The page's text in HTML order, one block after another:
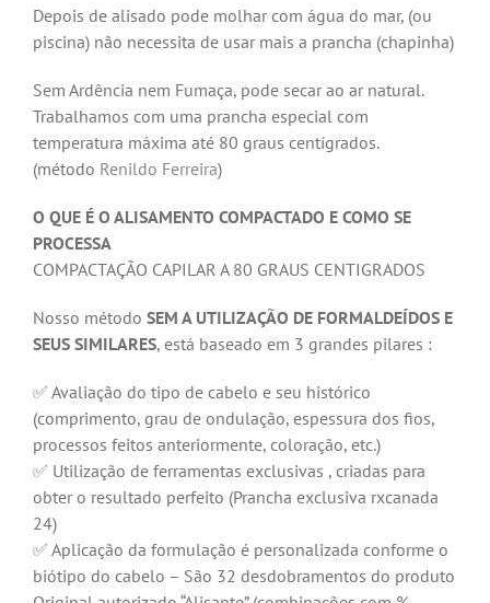
Depois de alisado pode molhar com água do mar, (ou
piscina) não necessita de usar mais a prancha (chapinha)
Sem Ardência nem Fumaça, pode secar ao ar natural.
Trabalhamos com uma prancha especial com
temperatura máxima até 80 graus centígrados.
(método Renildo Ferreira)
O QUE É O ALISAMENTO COMPACTADO E COMO SE
PROCESSA
COMPACTAÇÃO CAPILAR A 80 GRAUS CENTIGRADOS
Nosso método SEM A UTILIZAÇÃO DE FORMALDEÍDOS E
SEUS SIMILARES, está baseado em 3 grandes pilares :
✅ Avaliação do tipo de cabelo e seu histórico
(comprimento, grau de ondulação, espessura dos fios,
processos feitos anteriormente, coloração, etc.)
✅ Utilização de ferramentas exclusivas , criadas para
obter o resultado perfeito (Prancha exclusiva rxcanada
24)
✅ Aplicação da formulação é personalizada conforme o
biótipo do cabelo – São 32 desdobramentos do produto